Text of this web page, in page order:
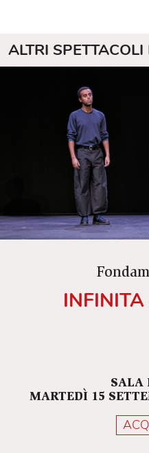
questo caso o, per
questo caso, l'odio
teatro, del cinema,
implacabile. Il potere
muore. Noi siamo
Bisognerebbe morire
ALTRI
SALA
MARTEDÌ 15